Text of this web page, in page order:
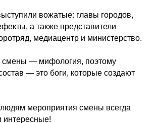
вожатые: главы городов,
а также представители
медиацентр и министерство.
смены — мифология, поэтому
— это боги, которые создают
мероприятия смены всегда
интересные!